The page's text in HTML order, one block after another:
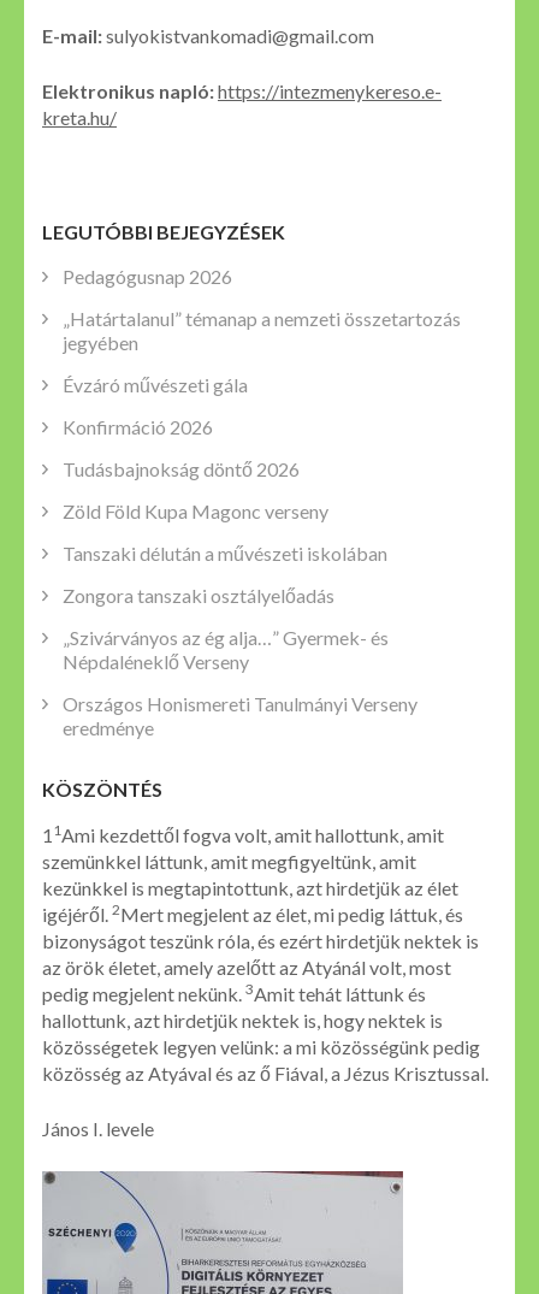
E-mail:sulyokistvankomadi@gmail.com
Elektronikus napló:https://intezmenykereso.e-
kreta.hu/
LEGUTÓBBI BEJEGYZÉSEK
Pedagógusnap 2026
„Határtalanul” témanap a nemzeti összetartozás
jegyében
Évzáró művészeti gála
Konfirmáció 2026
Tudásbajnokság döntő 2026
Zöld Föld Kupa Magonc verseny
Tanszaki délután a művészeti iskolában
Zongora tanszaki osztályelőadás
„Szivárványos az ég alja…” Gyermek- és
Népdaléneklő Verseny
Országos Honismereti Tanulmányi Verseny
eredménye
KÖSZÖNTÉS
1 1Ami kezdettől fogva volt, amit hallottunk, amit
szemünkkel láttunk, amit megfigyeltünk, amit
kezünkkel is megtapintottunk, azt hirdetjük az élet
igéjéről. 2Mert megjelent az élet, mi pedig láttuk, és
bizonyságot teszünk róla, és ezért hirdetjük nektek is
az örök életet, amely azelőtt az Atyánál volt, most
pedig megjelent nekünk. 3Amit tehát láttunk és
hallottunk, azt hirdetjük nektek is, hogy nektek is
közösségetek legyen velünk: a mi közösségünk pedig
közösség az Atyával és az ő Fiával, a Jézus Krisztussal.
János I. levele